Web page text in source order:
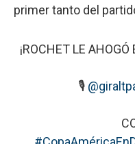
primer tanto del
¡ROCHET LE
🎙